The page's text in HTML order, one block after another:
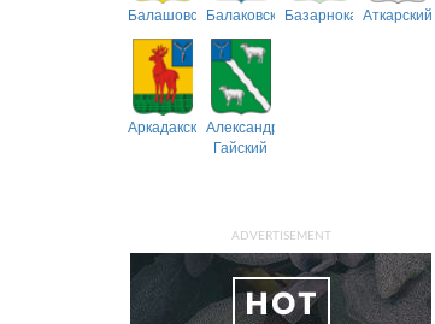
БалашовскийБалаковскийБазарнокарабулакский
Аткарский
АркадакскийАлександрово-
Гайский
ADVERTISEMENT